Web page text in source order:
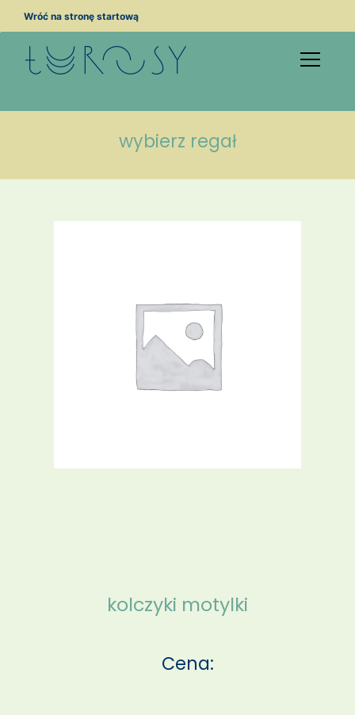
Wróć na stronę startową
wybierz regał
kolczyki motylki
Cena: